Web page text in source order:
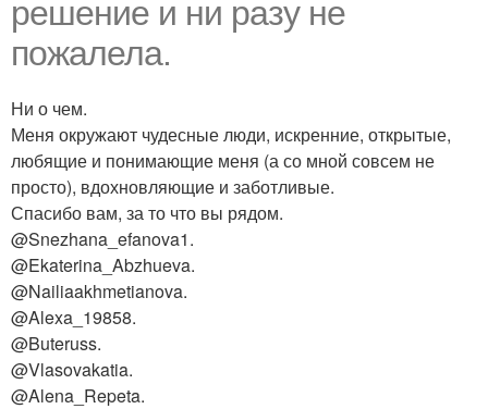
решение и ни разу не
пожалела.
Ни о чем.
Меня окружают чудесные люди, искренние, открытые,
любящие и понимающие меня (а со мной совсем не
просто), вдохновляющие и заботливые.
Спасибо вам, за то что вы рядом.
@Snezhana_efanova1.
@Ekaterina_Abzhueva.
@Nailiaakhmetianova.
@Alexa_19858.
@Buteruss.
@Vlasovakatia.
@Alena_Repeta.